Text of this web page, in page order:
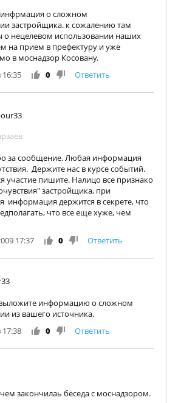
о сложном
застройщика. к сожалению там
о нецелевом использовании наших
на прием в префектуру и уже
в моснадзор Косовану.
0 Ответить
за сообщение. Любая информация
Держите нас в курсе событий.
участие пишите. Налицо все признако
застройщика, при
информация держится в секрете, что
что все еще хуже, чем
17:37
0 Ответить
информацию о сложном
из вашего источника.
0 Ответить
закончилаь беседа с моснадзором.